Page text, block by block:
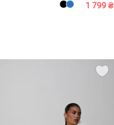
1 799 ₴